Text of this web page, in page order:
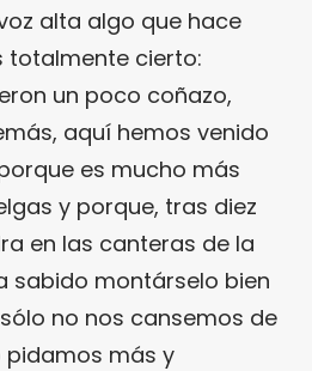
alta algo que hace
totalmente cierto:
un poco coñazo,
aquí hemos venido
es mucho más
y porque, tras diez
en las canteras de la
sabido montárselo bien
no nos cansemos de
pidamos más y